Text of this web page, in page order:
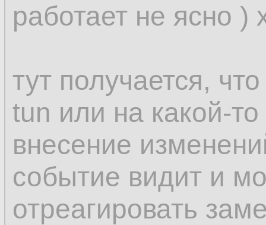
работает не ясно )
тут получается,
tun или на какой-
внесение
событие видит и
отреагировать